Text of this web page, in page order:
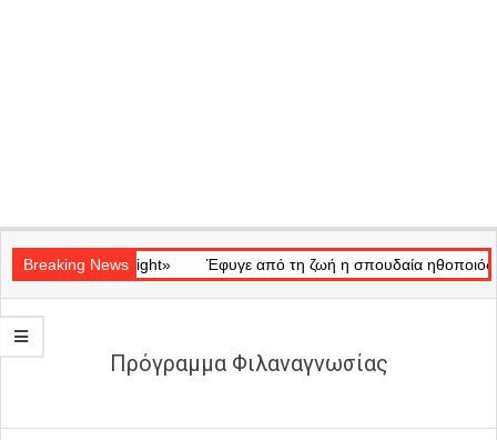
Navigation
Menu
Breaking News
«Ray of Light» Έφυγε από τη ζωή η σπουδαία ηθοποιός
Πρόγραμμα Φιλαναγνωσίας